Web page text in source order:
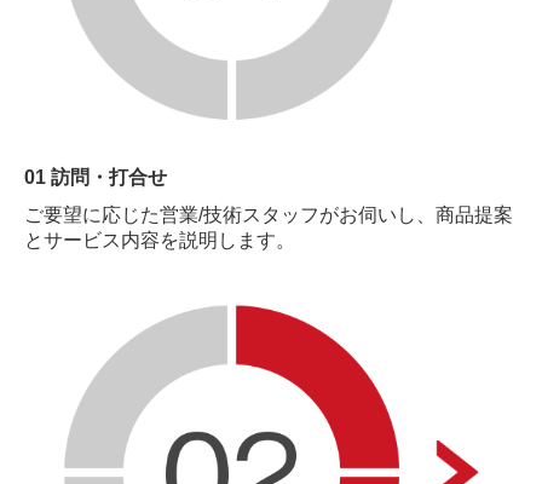
01 訪問・打合せ
ご要望に応じた営業/技術スタッフがお伺いし、商品提案
とサービス内容を説明します。